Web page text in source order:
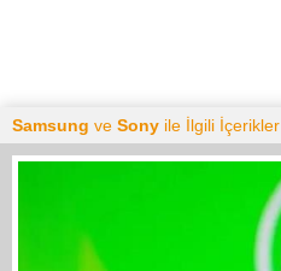
Samsung ve Sony ile İlgili İçerikler